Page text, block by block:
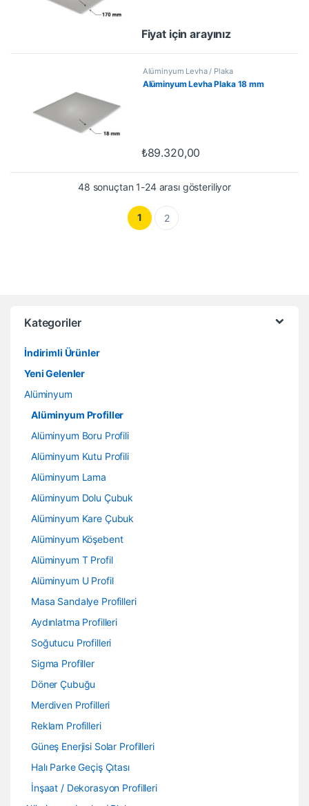
Fiyat için arayınız
Alüminyum Levha / Plaka
Alüminyum Levha Plaka 18 mm
₺89.320,00
48 sonuçtan 1-24 arası gösteriliyor
1 2
Kategoriler
İndirimli Ürünler
Yeni Gelenler
Alüminyum
Alüminyum Profiller
Alüminyum Boru Profili
Alüminyum Kutu Profili
Alüminyum Lama
Alüminyum Dolu Çubuk
Alüminyum Kare Çubuk
Alüminyum Köşebent
Alüminyum T Profil
Alüminyum U Profil
Masa Sandalye Profilleri
Aydınlatma Profilleri
Soğutucu Profilleri
Sigma Profiller
Döner Çubuğu
Merdiven Profilleri
Reklam Profilleri
Güneş Enerjisi Solar Profilleri
Halı Parke Geçiş Çıtası
İnşaat / Dekorasyon Profilleri